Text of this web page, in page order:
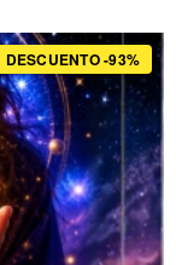
DESCUENTO -93%